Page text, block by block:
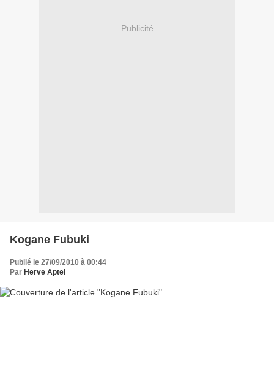
Publicité
Kogane Fubuki
Publié le 27/09/2010 à 00:44
Par Herve Aptel